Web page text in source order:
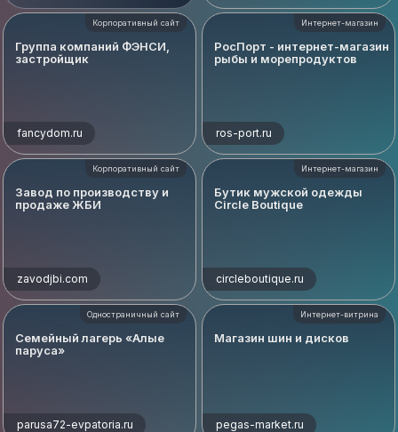
Корпоративный сайт
Группа компаний ФЭНСИ,
застройщик
fancydom.ru
Интернет-магазин
РосПорт - интернет-магазин
рыбы и морепродуктов
ros-port.ru
Корпоративный сайт
Завод по производству и
продаже ЖБИ
zavodjbi.com
Интернет-магазин
Бутик мужской одежды
Circle Boutique
circleboutique.ru
Одностраничный сайт
Семейный лагерь «Алые
паруса»
parusa72-evpatoria.ru
Интернет-витрина
Магазин шин и дисков
pegas-market.ru